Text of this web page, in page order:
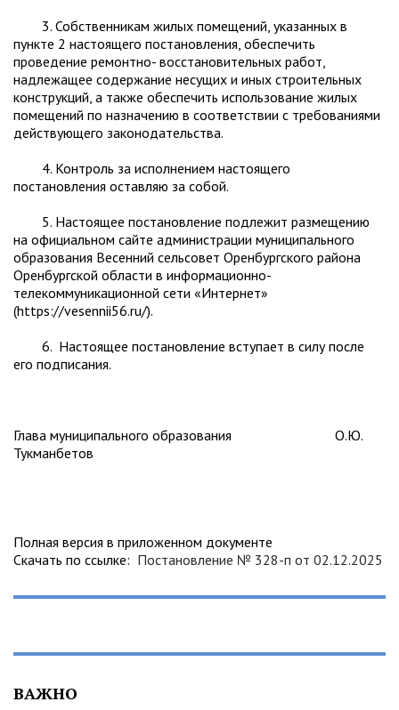
3. Собственникам жилых помещений, указанных в
пункте 2 настоящего постановления, обеспечить
проведение ремонтно- восстановительных работ,
надлежащее содержание несущих и иных строительных
конструкций, а также обеспечить использование жилых
помещений по назначению в соответствии с требованиями
действующего законодательства.
4. Контроль за исполнением настоящего
постановления оставляю за собой.
5. Настоящее постановление подлежит размещению
на официальном сайте администрации муниципального
образования Весенний сельсовет Оренбургского района
Оренбургской области в информационно-
телекоммуникационной сети «Интернет»
(https://vesennii56.ru/).
6. Настоящее постановление вступает в силу после
его подписания.
Глава муниципального образования О.Ю.
Тукманбетов
Полная версия в приложенном документе
Скачать по ссылке: Постановление № 328-п от 02.12.2025
ВАЖНО